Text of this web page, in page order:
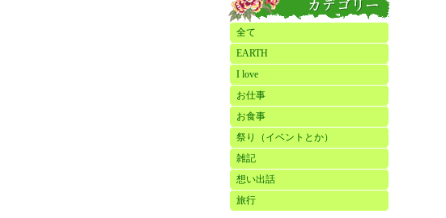
全て
EARTH
I love
お仕事
お食事
祭り（イベントとか）
雑記
想い出話
旅行